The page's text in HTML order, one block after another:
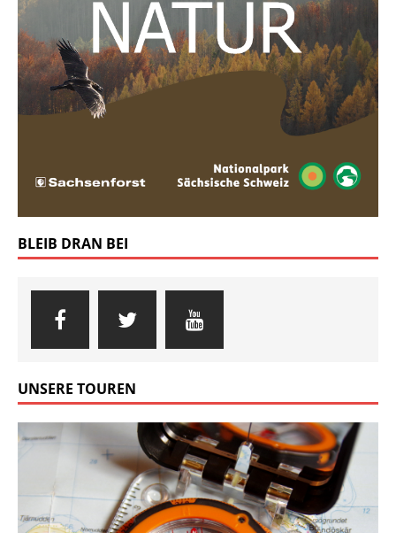
BLEIB DRAN BEI
UNSERE TOUREN